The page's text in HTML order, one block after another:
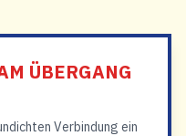
ÜBERGANG
Verbindung ein